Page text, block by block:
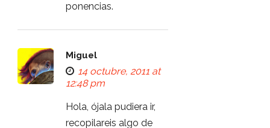
ponencias.
Miguel
14 octubre, 2011 at
12:48 pm
Hola, ójala pudiera ir,
recopilareis algo de